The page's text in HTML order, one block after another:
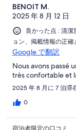
BENOIT M.
2025 年 8 月 12 日
良かった点 : 清
ョン、掲載情報の正確
Google で翻訳
Nous avons passé
très confortable et
2025 年 8 月に 7 泊滞
0